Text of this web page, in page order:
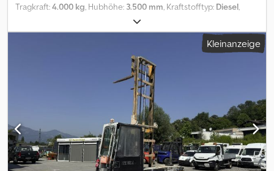
Tragkraft:4.000 kg, Hubhöhe: 3.500 mm, Kraftstofftyp: Diesel,
, Ausstattung:
Diesel Stapler mit StVZO das bedeutet er hat Papiere die es
Ihnen ermöglicht auf der Straße offiziell abzuladen er hat eine
feste Kabine Hubkraft von 4000 kg und eine Hubhöhe von 3500
m/m org erst 2156 Std er kann bei uns sofort abgeholt werden
oder wir können Ihnen gegen Aufpreis auch liefern rufen Sie uns
einfach an. Cjdpfx Asyxcadeagjrf
Kleinanzeige